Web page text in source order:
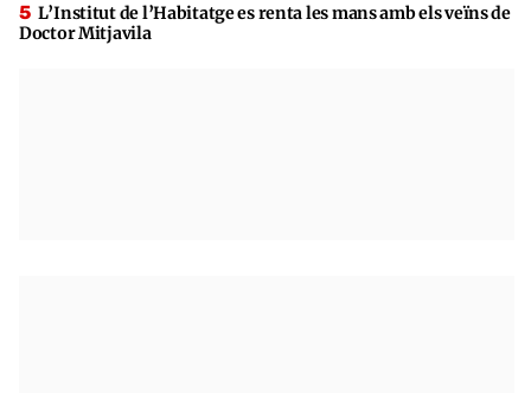
L’Institut de l’Habitatge es renta les mans amb els veïns de
Doctor Mitjavila